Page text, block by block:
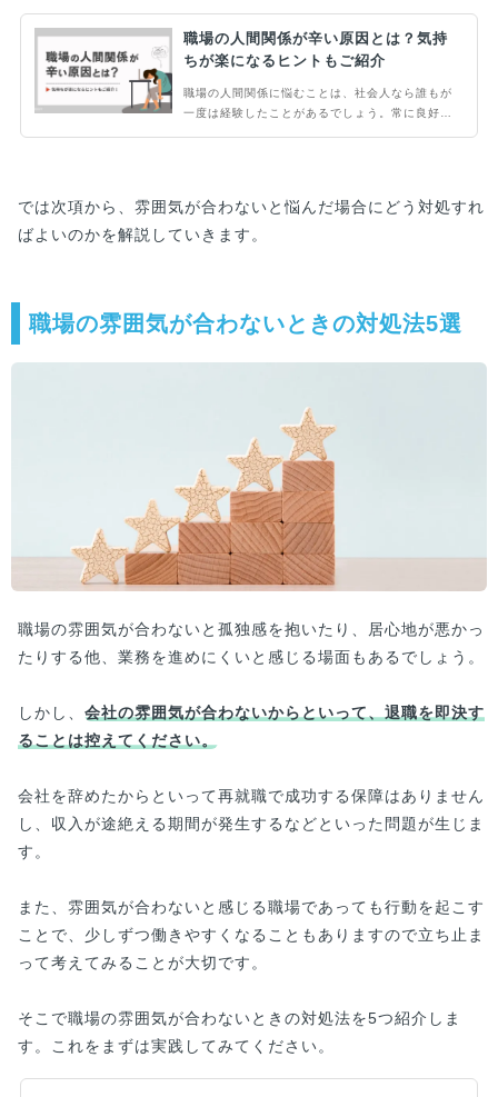
職場の人間関係が辛い原因とは？気持
ちが楽になるヒントもご紹介
職場の人間関係に悩むことは、社会人なら誰もが
一度は経験したことがあるでしょう。常に良好な
うまくいかない原因と対処法を紹介します。
では次項から、雰囲気が合わないと悩んだ場合にどう対処すれ
ばよいのかを解説していきます。
職場の雰囲気が合わないときの対処法5選
職場の雰囲気が合わないと孤独感を抱いたり、居心地が悪かっ
たりする他、業務を進めにくいと感じる場面もあるでしょう。
しかし、 会社の雰囲気が合わないからといって、退職を即決す
ることは控えてください。
会社を辞めたからといって再就職で成功する保障はありません
し、収入が途絶える期間が発生するなどといった問題が生じま
す。
また、雰囲気が合わないと感じる職場であっても行動を起こす
ことで、少しずつ働きやすくなることもありますので立ち止ま
って考えてみることが大切です。
そこで職場の雰囲気が合わないときの対処法を5つ紹介しま
す。これをまずは実践してみてください。